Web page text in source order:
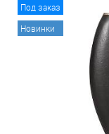
Под заказ
Новинки